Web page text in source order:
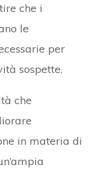
che i
le
per
sospette.
che
in materia di